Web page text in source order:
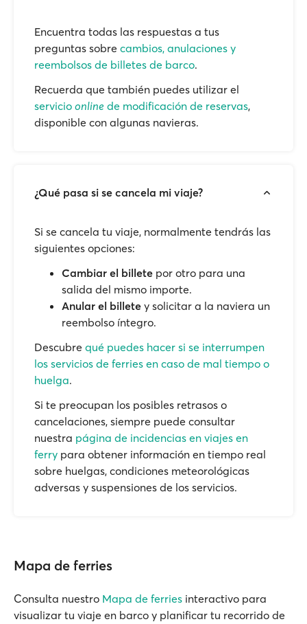
Encuentra todas las respuestas a tus
preguntas sobre cambios, anulaciones y
reembolsos de billetes de barco.
Recuerda que también puedes utilizar el
servicio online de modificación de reservas,
disponible con algunas navieras.
¿Qué pasa si se cancela mi viaje?
Si se cancela tu viaje, normalmente tendrás las
siguientes opciones:
Cambiar el billete por otro para una
salida del mismo importe.
Anular el billete y solicitar a la naviera un
reembolso íntegro.
Descubre qué puedes hacer si se interrumpen
los servicios de ferries en caso de mal tiempo o
huelga.
Si te preocupan los posibles retrasos o
cancelaciones, siempre puede consultar
nuestra página de incidencias en viajes en
ferry para obtener información en tiempo real
sobre huelgas, condiciones meteorológicas
adversas y suspensiones de los servicios.
Mapa de ferries
Consulta nuestro Mapa de ferries interactivo para
visualizar tu viaje en barco y planificar tu recorrido de